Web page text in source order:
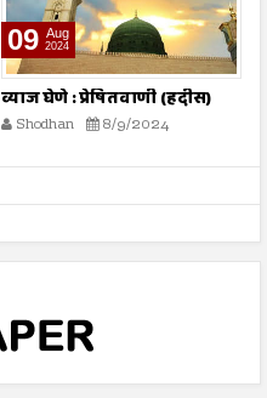
09 Aug
2024
व्याज घेणे : प्रेषितवाणी (हदीस)
Shodhan 8/9/2024